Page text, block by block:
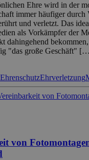
Ehre wird in der
immer häufiger durch
und verletzt. Das
als Vorkämpfer der
dahingehend
"das große Geschäft"
EhrenschutzEhrverletzung
von